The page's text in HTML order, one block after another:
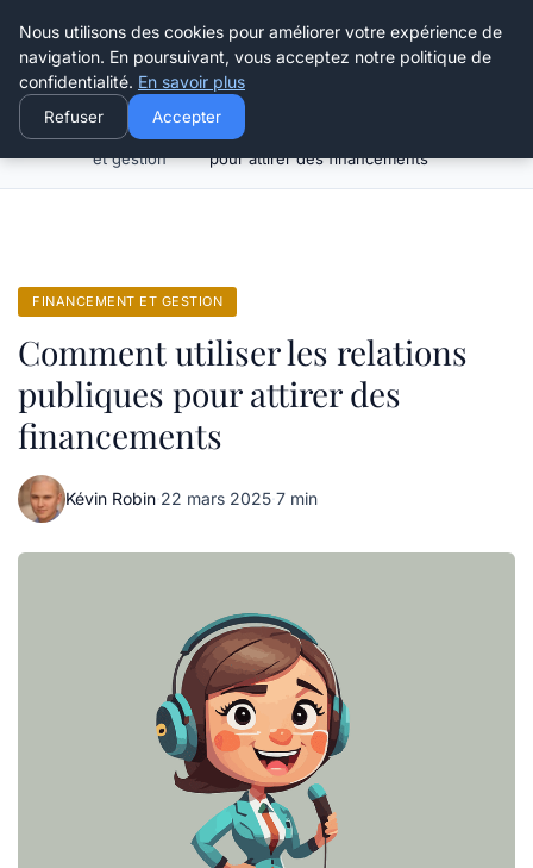
Henry Panky
Financement
et gestion
Comment utiliser les relations publiques
pour attirer des financements
FINANCEMENT ET GESTION
Comment utiliser les relations
publiques pour attirer des
financements
Kévin Robin·22 mars 2025·7 min
Nous utilisons des cookies pour améliorer votre expérience de
navigation. En poursuivant, vous acceptez notre politique de
confidentialité. En savoir plus
Refuser Accepter